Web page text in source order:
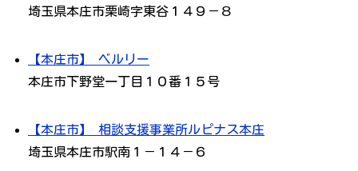
埼玉県本庄市栗崎字東谷１４９－８
【本庄市】 ベルリー
本庄市下野堂一丁目１０番１５号
【本庄市】 相談支援事業所ルピナス本庄
埼玉県本庄市駅南１－１４－６